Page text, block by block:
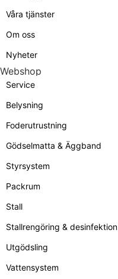
Våra tjänster
Om oss
Nyheter
Webshop
Service
Belysning
Foderutrustning
Gödselmatta & Äggband
Styrsystem
Packrum
Stall
Stallrengöring & desinfektion
Utgödsling
Vattensystem